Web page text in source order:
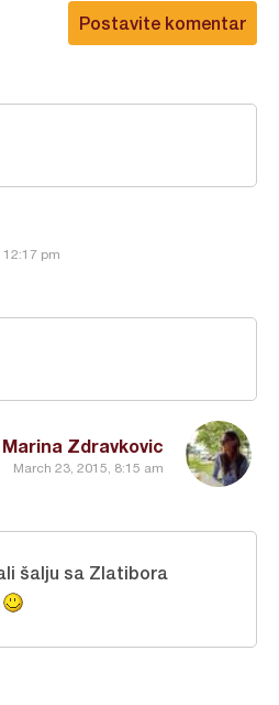
Postavite komentar
12:17 pm
Marina Zdravkovic
March 23, 2015, 8:15 am
šalju sa Zlatibora